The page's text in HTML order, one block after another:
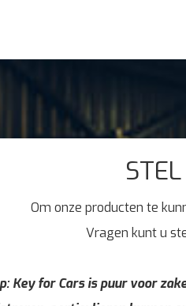
Om onze producten te
Vragen kunt u
Key for Cars is puur voor